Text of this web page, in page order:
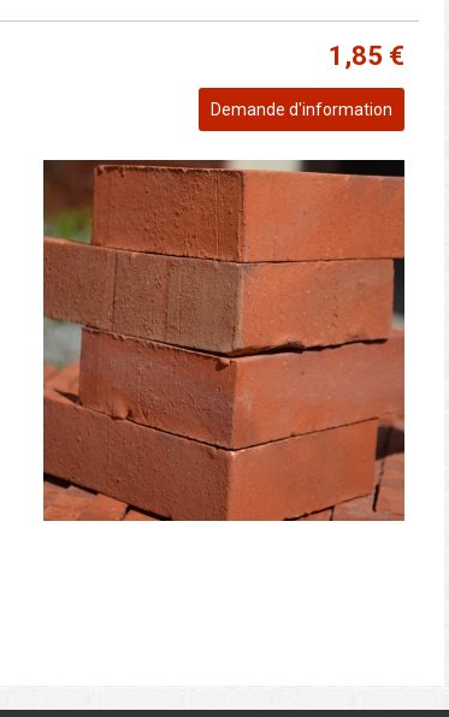
1,85 €
Demande d'information